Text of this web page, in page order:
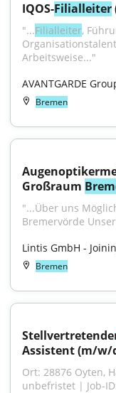
IQOS-Filialleiter
"...Filialleiter,
Arbeitsweise..."
AVANTGARDE
Bremen
Großraum
"...Über uns
Bremervörde
Lintis GmbH -
Bremen
Assistent (m/w/
Ort: 28876 Oyten,
unbefristet | Job-